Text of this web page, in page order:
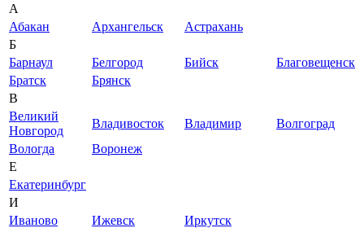
А
Абакан
Архангельск
Астрахань
Б
Барнаул
Белгород Бийск
Благовещенск
Братск
Брянск
В
Великий
Новгород
Владивосток Владимир
Волгоград
Вологда
Воронеж
Е
Екатеринбург
И
Иваново
Ижевск
Иркутск